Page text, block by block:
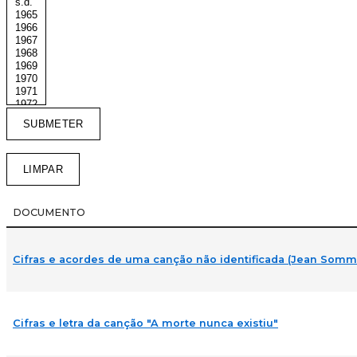
DOCUMENTO
Cifras e acordes de uma canção não identificada (Jean
Cifras e letra da canção "A morte nunca existiu"